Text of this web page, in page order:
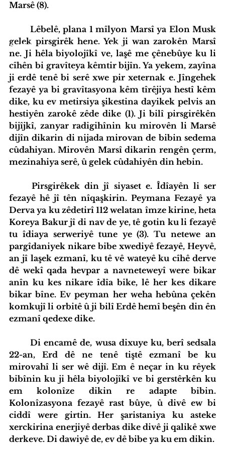
Marsê (8).
gelek pirsgirêk hene. Yek ji wan zarokên Marsî
ne. Ji hêla biyolojîkî ve, laşê me çênebûye ku li
cîhên bi gravîteya kêmtir bijîn. Ya yekem, zayîna
ji erdê tenê bi serê xwe pir xeternak e. Jîngehek
fezayê ya bi gravîtasyona kêm tîrêjiya hestî kêm
dike, ku ev metirsiya şikestina dayikek pelvis an
hestiyên zarokê zêde dike (1). Ji bilî pirsgirêkên
bijîjkî, zanyar radigihînin ku mirovên li Marsê
dijîn dikarin di nijada mirovan de bibin sedema
cûdahiyan. Mirovên Marsî dikarin rengên çerm,
mezinahiya serê, û gelek cûdahiyên din hebin.
fezayê hê jî tên nîqaşkirin. Peymana Fezayê ya
Derva ya ku zêdetirî 112 welatan îmze kirine, heta
Koreya Bakur jî di nav de ye, tê gotin ku li fezayê
tu îdiaya serweriyê tune ye (3). Tu netewe an
pargîdaniyek nikare bibe xwediyê fezayê, Heyvê,
an jî laşek ezmanî, ku tê vê wateyê ku cîhê derve
dê wekî qada hevpar a navneteweyî were bikar
anîn ku kes nikare îdîa bike, lê her kes dikare
bikar bîne. Ev peyman her weha hebûna çekên
komkujî li orbitê û ji bilî Erdê hemî beşên din ên
ezmanî qedexe dike.
22-an, Erd dê ne tenê tiştê ezmanî be ku
mirovahî li ser wê dijî. Em ê neçar in ku rêyek
bibînin ku ji hêla biyolojîkî ve bi gerstêrkên ku
em kolonîze dikin re adapte bibin.
Kolonîzasyona fezayê rast bûye, û divê ew bi
ciddî were girtin. Her şaristaniya ku asteke
xerckirina enerjiyê derbas dike divê ji qalikê xwe
derkeve. Di dawiyê de, ev dê bibe ya ku em dikin.
Hub Standardên Weşanê Tevlî bibin